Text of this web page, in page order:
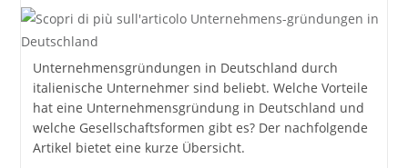
Eigentum
Gegenüber
lettura:
Unternehmensgründungen in Deutschland durch
italienische Unternehmer sind beliebt. Welche Vorteile
hat eine Unternehmensgründung in Deutschland und
welche Gesellschaftsformen gibt es? Der nachfolgende
Artikel bietet eine kurze Übersicht.